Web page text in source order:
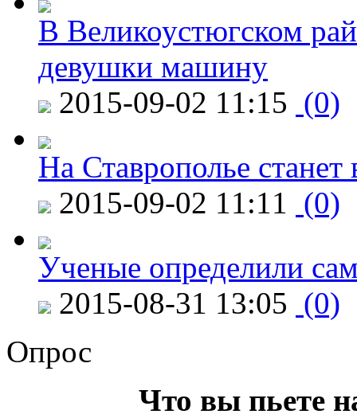
В Великоустюгском
девушки машину
2015-09-02 11:15 (0)
На Ставрополье
2015-09-02 11:11 (0)
Ученые определили
2015-08-31 13:05 (0)
Опрос
Что вы пьете